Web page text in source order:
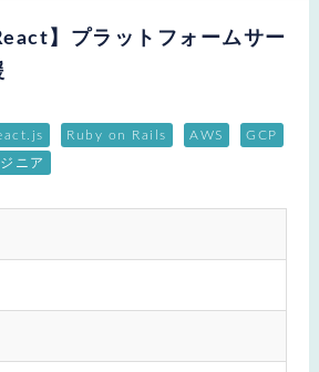
】プラットフォームサー
Ruby on Rails AWS GCP
ニア